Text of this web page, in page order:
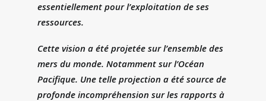
essentiellement pour l’exploitation de ses
ressources.
Cette vision a été projetée sur l’ensemble des
mers du monde. Notamment sur l’Océan
Pacifique. Une telle projection a été source de
profonde incompréhension sur les rapports à